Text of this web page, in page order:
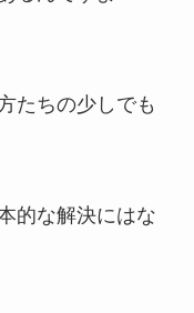
たちの少しでも
的な解決にはな